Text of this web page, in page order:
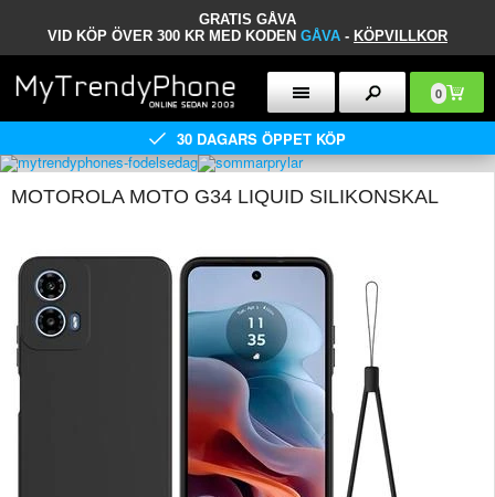
GRATIS GÅVA
VID KÖP ÖVER 300 KR MED KODEN GÅVA - KÖPVILLKOR
0
30 DAGARS ÖPPET KÖP
MOTOROLA MOTO G34 LIQUID SILIKONSKAL